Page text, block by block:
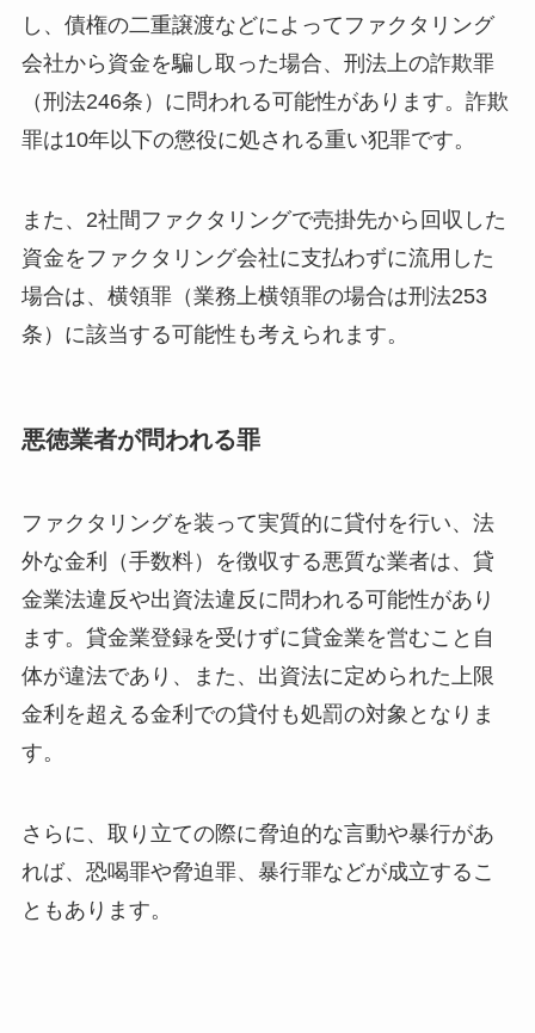
し、債権の二重譲渡などによってファクタリング
会社から資金を騙し取った場合、刑法上の詐欺罪
（刑法246条）に問われる可能性があります。詐欺
罪は10年以下の懲役に処される重い犯罪です。
また、2社間ファクタリングで売掛先から回収した
資金をファクタリング会社に支払わずに流用した
場合は、横領罪（業務上横領罪の場合は刑法253
条）に該当する可能性も考えられます。
悪徳業者が問われる罪
ファクタリングを装って実質的に貸付を行い、法
外な金利（手数料）を徴収する悪質な業者は、貸
金業法違反や出資法違反に問われる可能性があり
ます。貸金業登録を受けずに貸金業を営むこと自
体が違法であり、また、出資法に定められた上限
金利を超える金利での貸付も処罰の対象となりま
す。
さらに、取り立ての際に脅迫的な言動や暴行があ
れば、恐喝罪や脅迫罪、暴行罪などが成立するこ
ともあります。